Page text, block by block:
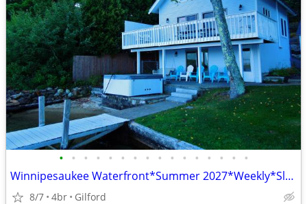
• • • • • • • • • • • • • • • •
Winnipesaukee Waterfront*Summer 2027*Weekly*Sleeps 10*
8/7 4br Gilford